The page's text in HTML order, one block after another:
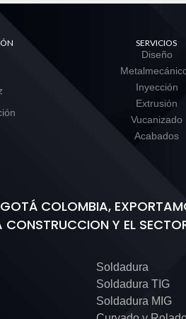
SERVICIOS
Diseño
Inyección
Extrusión
Vucanizado
Acabados
COLOMBIA,
CONSTRUCCION Y EL
Soldadura
Soldadura TIG
Soldadura MIG